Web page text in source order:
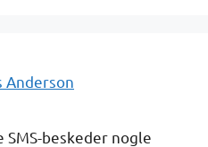
Anderson
beskeder nogle